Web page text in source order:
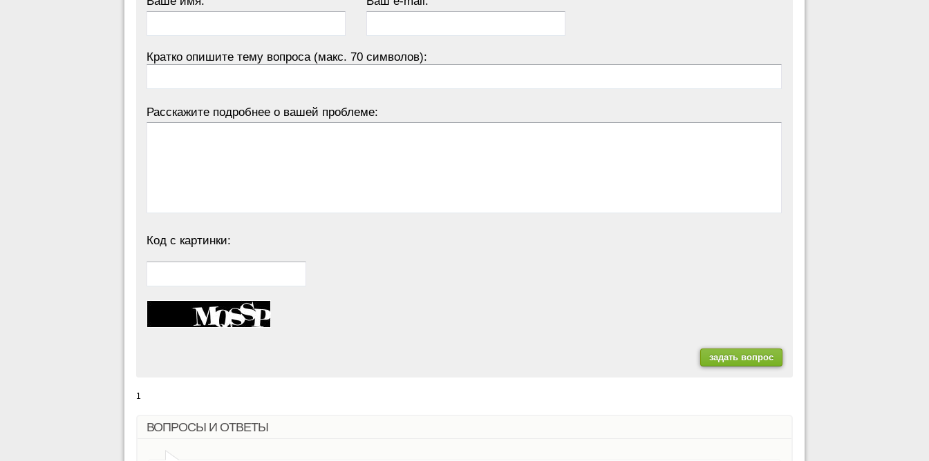
Кратко опишите тему вопроса (макс. 70 символов):
Расскажите подробнее о вашей проблеме:
Код с картинки:
1
ВОПРОСЫ И ОТВЕТЫ